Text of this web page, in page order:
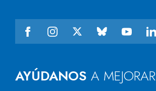
AYÚDANOS A MEJORAR